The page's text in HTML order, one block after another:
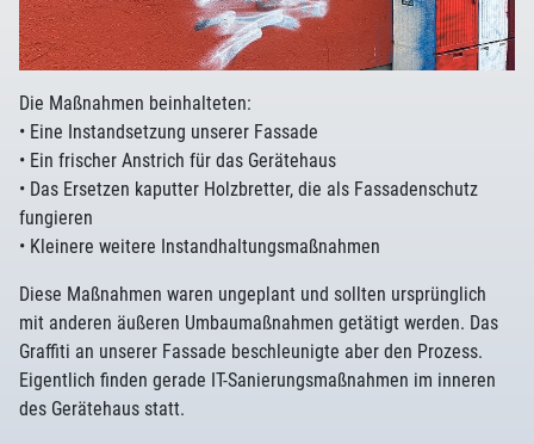
Die Maßnahmen beinhalteten:
• Eine Instandsetzung unserer Fassade
• Ein frischer Anstrich für das Gerätehaus
• Das Ersetzen kaputter Holzbretter, die als Fassadenschutz
fungieren
• Kleinere weitere Instandhaltungsmaßnahmen
Diese Maßnahmen waren ungeplant und sollten ursprünglich
mit anderen äußeren Umbaumaßnahmen getätigt werden. Das
Graffiti an unserer Fassade beschleunigte aber den Prozess.
Eigentlich finden gerade IT-Sanierungsmaßnahmen im inneren
des Gerätehaus statt.